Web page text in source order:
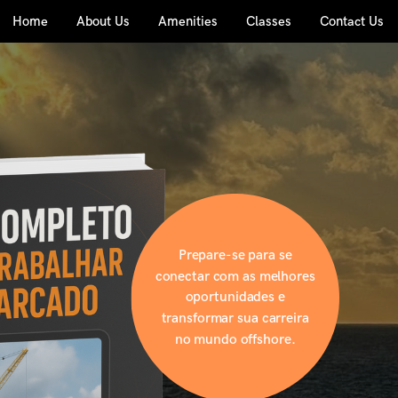
Home About Us Amenities Classes Contact Us
Prepare-se para se
conectar com as melhores
oportunidades e
transformar sua carreira
no mundo offshore.